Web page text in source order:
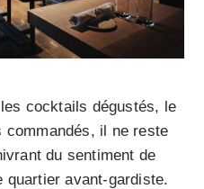
cocktails dégustés, le
commandés, il ne reste
du sentiment de
quartier avant-gardiste.